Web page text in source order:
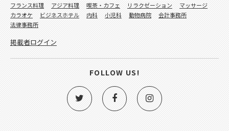
フランス料理
アジア料理 喫茶・カフェ リラクゼーション
マッサージ
カラオケ
ビジネスホテル 内科 小児科 動物病院
会計事務所
法律事務所
掲載者ログイン
FOLLOW US!